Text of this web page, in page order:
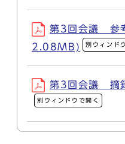
第3回会議 参
2.08MB)
別ウィンド
第3回会議 摘
別ウィンドウで開く